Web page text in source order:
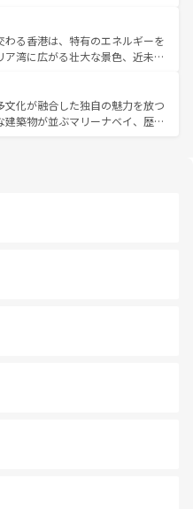
、ベトナムコーヒーなどは、ぜ
の地域を訪れてもあたたかい人々
ので、きっと忘れられない旅にな
部ではチェンマイなどの山岳地
部ではプーケットやクラビの美し
を楽しむことができる。タイ料理
で、どの季節にも異なる楽しみ
すいタイの人々、仏教を中心とし
光資源が、訪れる旅人を魅了し続
わる香港は、特有のエネルギーを
ア湾に広がる壮大な景色、近未来
るはず。観光スポットが密集し
ろを回れるのも魅力。息をのむよ
験まで、香港を存分に楽しみ尽く
文化が融合した独自の魅力を放つ
建築物が並ぶマリーナベイ、歴史
情を楽しめる外せないスポット